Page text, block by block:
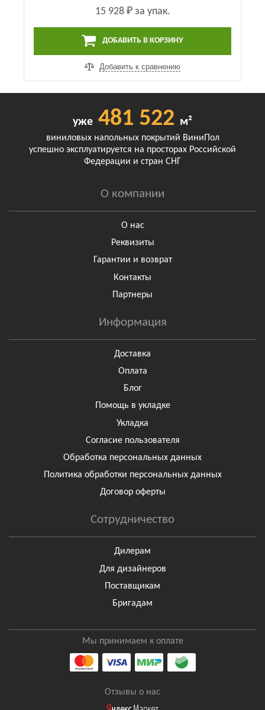
15 928 ₽за упак.
ДОБАВИТЬ В КОРЗИНУ
Добавить к сравнению
уже 481 522 м²
виниловых напольных покрытий ВиниПол
успешно эксплуатируется на просторах Российской
Федерации и стран СНГ
О компании
О нас
Реквизиты
Гарантии и возврат
Контакты
Партнеры
Информация
Доставка
Оплата
Блог
Помощь в укладке
Укладка
Согласие пользователя
Обработка персональных данных
Политика обработки персональных данных
Договор оферты
Сотрудничество
Дилерам
Для дизайнеров
Поставщикам
Бригадам
Мы принимаем к оплате
Отзывы о нас